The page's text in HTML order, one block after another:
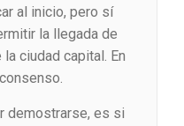
al inicio, pero sí
la llegada de
ciudad capital. En
demostrarse, es si